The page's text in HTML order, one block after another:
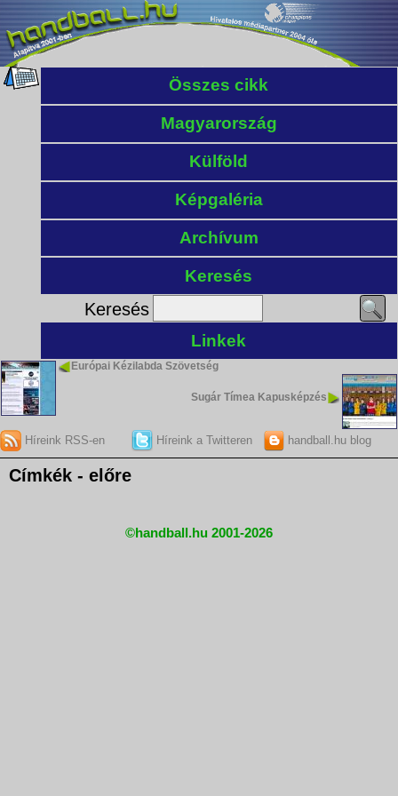
Összes cikk
Magyarország
Külföld
Képgaléria
Archívum
Keresés
Keresés
Linkek
Európai Kézilabda Szövetség
Sugár Tímea Kapusképzés
Híreink RSS-en Híreink a Twitteren handball.hu blog
Címkék - előre
©handball.hu 2001-2026